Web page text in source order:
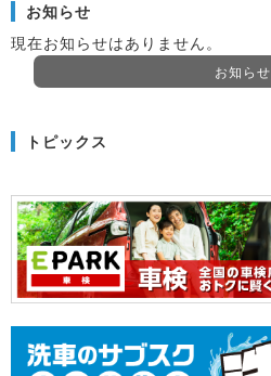
お知らせ
現在お知らせはありません。
お知らせ
トピックス